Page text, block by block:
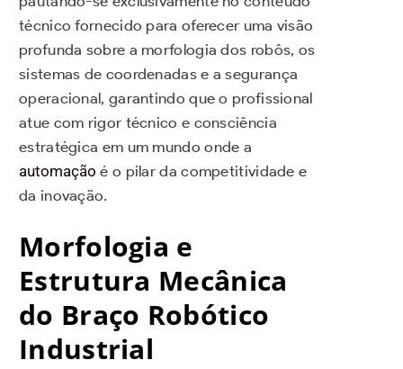
técnico fornecido para oferecer uma visão
profunda sobre a morfologia dos robôs, os
sistemas de coordenadas e a segurança
operacional, garantindo que o profissional
atue com rigor técnico e consciência
estratégica em um mundo onde a
automação é o pilar da competitividade e
da inovação.
Morfologia e
Estrutura Mecânica
do Braço Robótico
Industrial